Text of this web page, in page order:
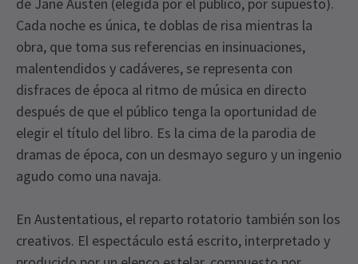
Cada noche es única, te doblas de risa mientras la
obra, que toma sus referencias en insinuaciones,
malentendidos y cadáveres, se representa con
disfraces de época al ritmo de música en directo
después de que el público tenga la oportunidad de
elegir el título del libro. Es la cima de la parodia de
dramas de época, con un desmayo seguro y un ingenio
agudo como una navaja.
En Austentatious, el reparto rotatorio también son los
creativos. El espectáculo está escrito, interpretado y